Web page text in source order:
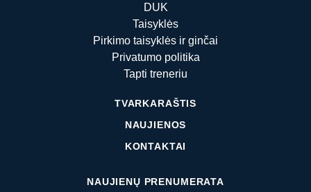
DUK
Taisyklės
Pirkimo taisyklės ir ginčai
Privatumo politika
Tapti treneriu
TVARKARAŠTIS
NAUJIENOS
KONTAKTAI
NAUJIENŲ PRENUMERATA